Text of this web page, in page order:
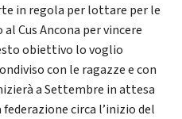
in regola per lottare per le
Cus Ancona per vincere
obiettivo lo voglio
con le ragazze e con
a Settembre in attesa
circa l’inizio del